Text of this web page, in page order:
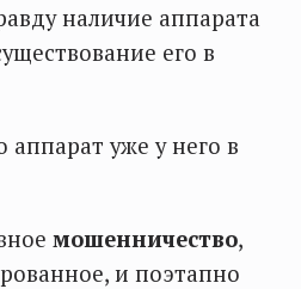
наличие аппарата
его в
аппарат уже у него в
мошенничество,
и поэтапно